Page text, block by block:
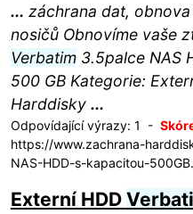
... záchrana dat,
nosičů Obnovíme vaše
Verbatim3.5palce NAS
500 GB Kategorie:
Harddisky ...
Odpovídající výrazy: 1 -
https://www.zachrana-
NAS-HDD-s-kapacitou-
Externí HDD